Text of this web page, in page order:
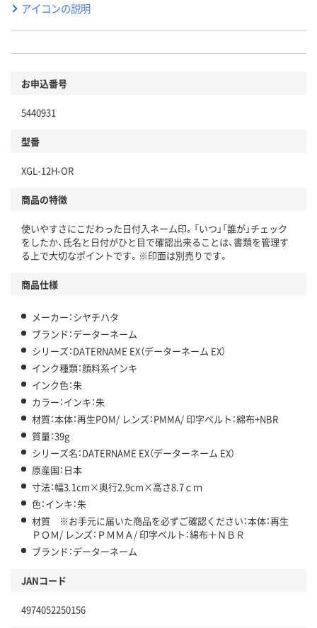
アイコンの説明
お申込番号
5440931
型番
XGL-12H-OR
商品の特徴
使いやすさにこだわった日付入ネーム印。「いつ」「誰が」チェック
をしたか、氏名と日付がひと目で確認出来ることは、書類を管理す
る上で大切なポイントです。※印面は別売りです。
商品仕様
メーカー：シヤチハタ
ブランド：データーネーム
シリーズ：DATERNAME EX（データーネーム EX）
インク種類：顔料系インキ
インク色：朱
カラー：インキ：朱
材質：本体：再生POM/ レンズ：PMMA/ 印字ベルト：綿布+NBR
質量：39g
シリーズ名：DATERNAME EX（データーネーム EX）
原産国：日本
寸法：幅3.1cm×奥行2.9cm×高さ8.7ｃｍ
色：インキ：朱
材質 ※お手元に届いた商品を必ずご確認ください：本体：再生
ＰＯＭ/ レンズ：ＰＭＭＡ/ 印字ベルト：綿布＋ＮＢＲ
ブランド：データーネーム
JANコード
4974052250156